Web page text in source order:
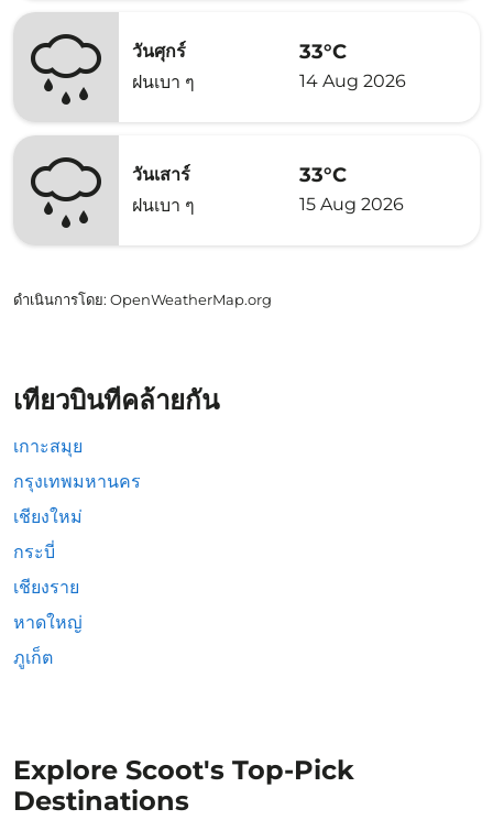
วันศุกร์
ฝนเบา ๆ
33°C
14 Aug 2026
วันเสาร์
ฝนเบา ๆ
33°C
15 Aug 2026
ดำเนินการโดย: OpenWeatherMap.org
เที่ยวบินที่คล้ายกัน
เกาะสมุย
กรุงเทพมหานคร
เชียงใหม่
กระบี่
เชียงราย
หาดใหญ่
ภูเก็ต
Explore Scoot's Top-Pick
Destinations